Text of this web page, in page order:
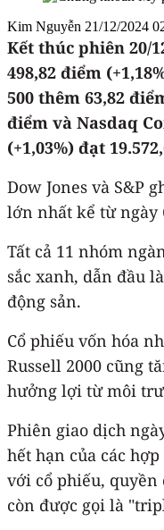
Kim Nguyễn 21/12/2024
Kết thúc phiên 20/
498,82 điểm
500 thêm 63,82
điểm và Nasdaq
(+1,03%) đạt
Dow Jones và S&P
lớn nhất kể từ ngày
Tất cả 11 nhóm
sắc xanh, dẫn đầu
động sản.
Cổ phiếu vốn hóa
Russell 2000 cũng
hưởng lợi từ môi
Phiên giao dịch
hết hạn của các
với cổ phiếu,
còn được gọi là